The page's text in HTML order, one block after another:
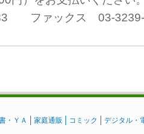
ファックス 03-3239-
・ＹＡ 家庭通販 コミック デジタル・